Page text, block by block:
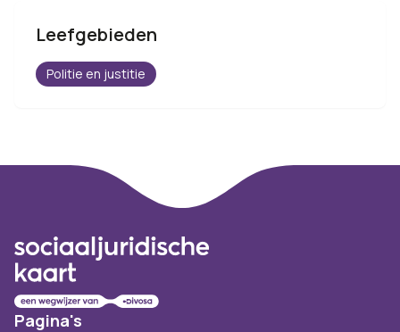
Leefgebieden
Politie en justitie
Pagina's